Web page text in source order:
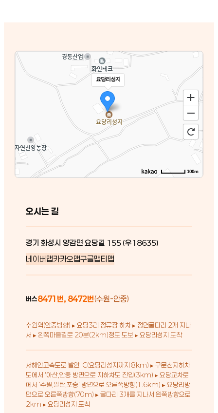
요당리성지
100m
오시는 길
경기 화성시 양감면 요당길 155 (우18635)
네이버맵카카오맵구글맵티맵
버스8471번, 8472번(수원-안중)
수원역(안중방향) ▸ 요당3리 정류장 하차 ▸ 정면굴다리 2개 지나
서 ▸ 왼쪽마을길로 20분(2km)정도 도보 ▸ 요당리성지 도착
서해안고속도로 발안 IC(요당리성지까지 8km) ▸ 구문천지하차
도에서 ‘아산,안중 방면으로 지하차도 진입(3km) ▸ 요당교차로
에서 ‘수원,팔탄,포승’ 방면으로 오른쪽방향(1.6km) ▸ 요당리방
면으로 오른쪽방향(70m) ▸ 굴다리 3개를 지나서 왼쪽방향으로
2km ▸ 요당리성지 도착